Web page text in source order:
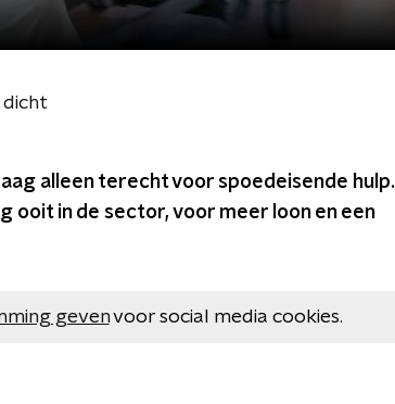
dicht
alleen terecht voor spoedeisende hulp.
in de sector, voor meer loon en een
gevenvoor social media cookies.